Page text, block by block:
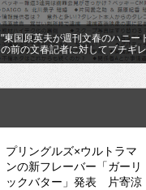
"東国原英夫が週刊文春のハニー
の前の文春記者に対してブチギレ
プリングルズ×ウルトラマ
ンの新フレーバー「ガーリ
ックバター」発表 片寄涼